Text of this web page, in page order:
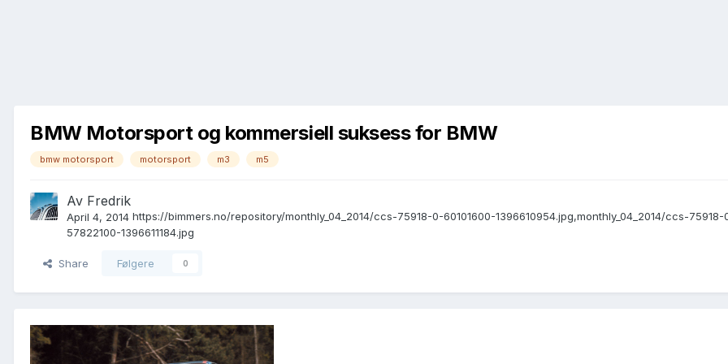
BMW Motorsport og kommersiell suksess for BMW
bmw motorsport motorsport m3 m5
Av Fredrik
April 4, 2014 https://bimmers.no/repository/monthly_04_2014/ccs-75918-0-60101600-1396610954.jpg,monthly_04_2014/ccs-75918-
57822100-1396611184.jpg
Share Følgere 0